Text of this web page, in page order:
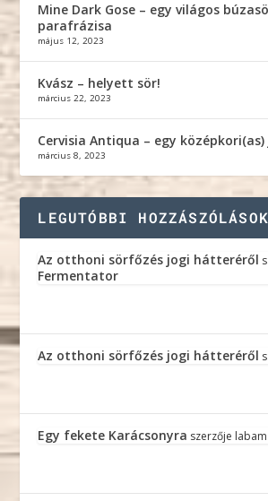
Mine Dark Gose – egy világos
parafrázisa
május 12, 2023
Kvász – helyett sör!
március 22, 2023
Cervisia Antiqua – egy
március 8, 2023
LEGUTÓBBI HOZZÁSZÓLÁSOK
Az otthoni sörfőzés jogi hátteréről
Fermentator
Az otthoni sörfőzés jogi hátteréről
Egy fekete Karácsonyra szerzője labam